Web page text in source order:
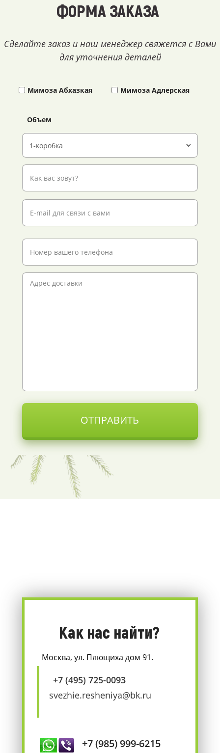
ФОРМА ЗАКАЗА
Сделайте заказ и наш менеджер свяжется с Вами
для уточнения деталей
ОТПРАВИТЬ
Мимоза Абхазкая Мимоза Адлерская
Объем
Как нас найти?
Москва, ул. Плющиха дом 91.
+7 (495) 725-0093
svezhie.resheniya@bk.ru
+7 (985) 999-6215